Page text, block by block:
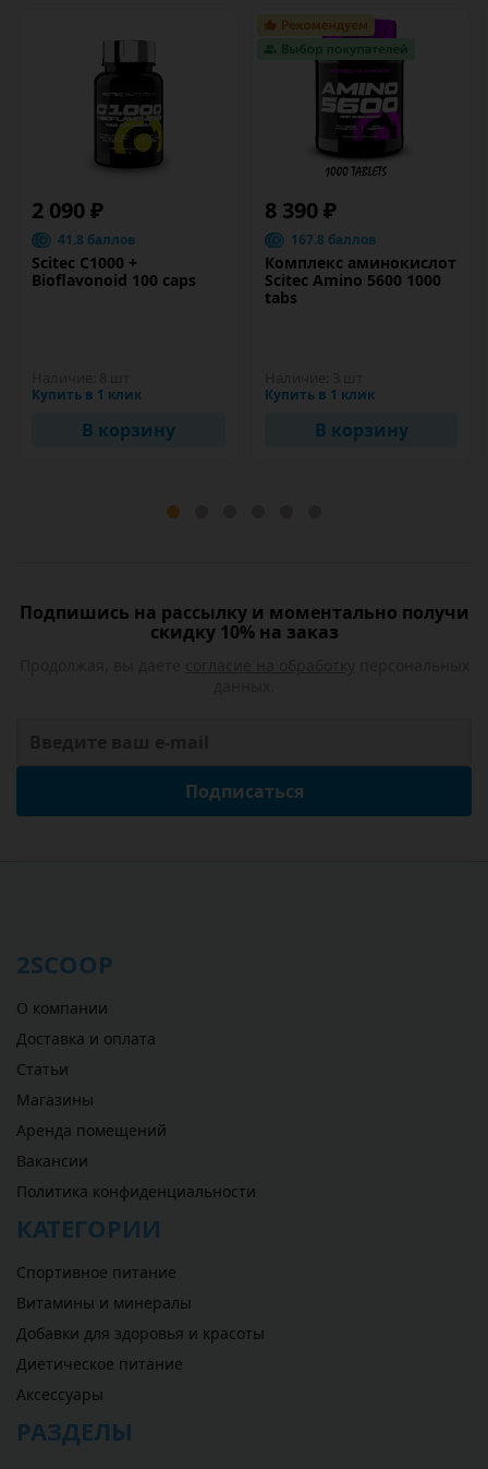
2 090 ₽
41.8 баллов
Scitec C1000 +
Bioflavonoid 100 caps
Купить в 1 клик
В корзину
8 390 ₽
167.8 баллов
Комплекс аминокислот
Scitec Amino 5600 1000
tabs
Купить в 1 клик
В корзину
Подпишись на рассылку и моментально получи
скидку 10% на заказ
Подписаться
2SCOOP
О компании
Доставка и оплата
Статьи
Магазины
Аренда помещений
Вакансии
Политика конфиденциальности
КАТЕГОРИИ
Спортивное питание
Витамины и минералы
Добавки для здоровья и красоты
Диетическое питание
Аксессуары
РАЗДЕЛЫ